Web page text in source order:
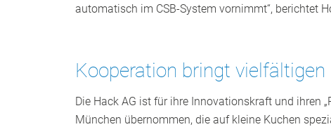
automatisch im CSB-System vornimmt“, berichtet
Kooperation bringt vielfältigen
Die Hack AG ist für ihre Innovationskraft und ihren
München übernommen, die auf kleine Kuchen